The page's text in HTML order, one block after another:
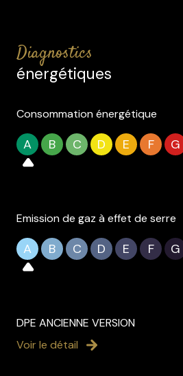
diagnostics
énergétiques
Consommation énergétique
A B C D E F G
Emission de gaz à effet de serre
A B C D E F G
DPE ANCIENNE VERSION
Voir le détail